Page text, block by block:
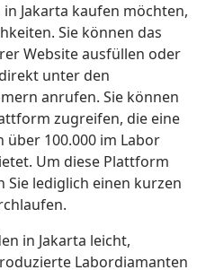
Jakarta kaufen möchten,
Sie können das
Website ausfüllen oder
unter den
anrufen. Sie können
zugreifen, die eine
100.000 im Labor
Um diese Plattform
Sie lediglich einen kurzen
in Jakarta leicht,
Labordiamanten